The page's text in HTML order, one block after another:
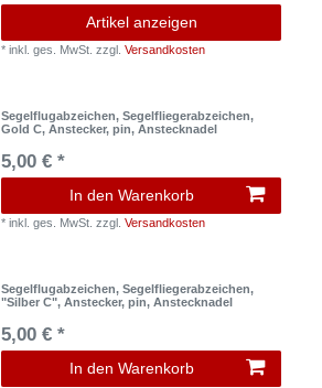
Artikel anzeigen
*inkl. ges. MwSt. zzgl.Versandkosten
Segelflugabzeichen, Segelfliegerabzeichen,
Gold C, Anstecker, pin, Anstecknadel
5,00 € *
In den Warenkorb
*inkl. ges. MwSt. zzgl.Versandkosten
Segelflugabzeichen, Segelfliegerabzeichen,
"Silber C", Anstecker, pin, Anstecknadel
5,00 € *
In den Warenkorb